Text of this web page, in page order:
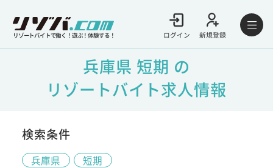
リゾートバイトで働く！遊ぶ！体験する！ ログイン 新規登録
兵庫県 短期 の
リゾートバイト求人情報
検索条件
兵庫県 短期